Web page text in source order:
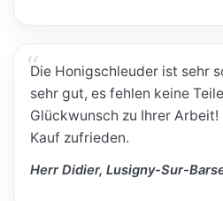
Die Honigschleuder ist sehr
sehr gut, es fehlen keine
Glückwunsch zu Ihrer
Kauf zufrieden.
Herr Didier, Lusigny-Sur-